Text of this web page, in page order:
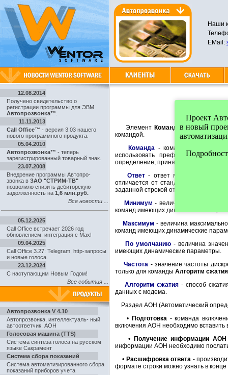
Наши
EMail:
12.08.2014
Получено свидетельство о
регистрации программы для ЭВМ
Автопрозвонка™
11.11.2013
Call Office™ - версия 3.03 нашего
нового программного продукта.
05.04.2010
Автопрозвонка™ - теперь
зарегистрированный товарный знак.
23.07.2008
Внедрение программы Автопро-
звонка в ЗАО "СТРИМ-ТВ"
позволило снизить дебиторскую
задолженность на 1,6 млн.руб.
Все новости ...
05.12.2025
Call Office встречает 2026 год
обновлением: интеграция с Max!
09.04.2025
Call Office 3.27: Telegram, http-запросы
и новые голоса.
23.12.2024
С наступающим Новым Годом!
Все события ...
Автопрозвонка V 4.10
Автопрозвонка интеллектуаль- ный
автоответчик, АОН
Голосовая машина (TTS)
Система синтеза голоса на русском
языке Сакрамент
Система сбора показаний
Система автоматизированного сбора
показаний приборов учета
Элемент Команда модема
командой.
Команда - команда,
использовать префикс\x
определение, принятое в языке С.
Ответ - ответ модема на
отличается от стандартного. В
заданной строкой ответа.
Минимум - величина
команд имеющих динамические
Максимум - величина
команд имеющих динамические
По умолчанию- величина
имеющих динамические параметры.
Частота - значение частоты
только для команды Алгоритм сжатия
Алгоритм сжатия - способ
данных с модема.
Раздел АОН (Автоматический
• Подготовка- команда
включения АОН необходимо
•
Получение информации
информации АОН необходимо
• Расшифровка ответа -
формате строки можно узнать в конце
Проект
в новый